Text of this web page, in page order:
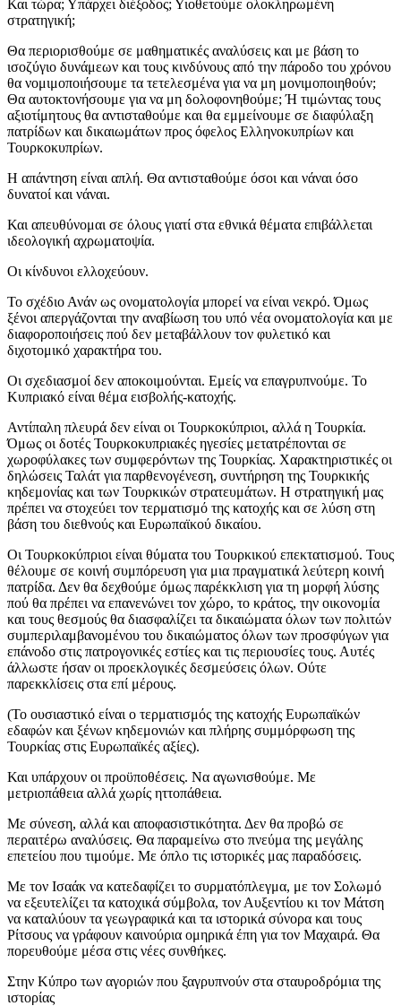
Και τώρα; Υπάρχει διέξοδος; Υιοθετούμε ολοκληρωμένη
στρατηγική;
Θα περιορισθούμε σε μαθηματικές αναλύσεις και με βάση το
ισοζύγιο δυνάμεων και τους κινδύνους από την πάροδο του χρόνου
θα νομιμοποιήσουμε τα τετελεσμένα για να μη μονιμοποιηθούν;
Θα αυτοκτονήσουμε για να μη δολοφονηθούμε; Ή τιμώντας τους
αξιοτίμητους θα αντισταθούμε και θα εμμείνουμε σε διαφύλαξη
πατρίδων και δικαιωμάτων προς όφελος Ελληνοκυπρίων και
Τουρκοκυπρίων.
Η απάντηση είναι απλή. Θα αντισταθούμε όσοι και νάναι όσο
δυνατοί και νάναι.
Και απευθύνομαι σε όλους γιατί στα εθνικά θέματα επιβάλλεται
ιδεολογική αχρωματοψία.
Οι κίνδυνοι ελλοχεύουν.
Το σχέδιο Ανάν ως ονοματολογία μπορεί να είναι νεκρό. Όμως
ξένοι απεργάζονται την αναβίωση του υπό νέα ονοματολογία και με
διαφοροποιήσεις πού δεν μεταβάλλουν τον φυλετικό και
διχοτομικό χαρακτήρα του.
Οι σχεδιασμοί δεν αποκοιμούνται. Εμείς να επαγρυπνούμε. Το
Κυπριακό είναι θέμα εισβολής-κατοχής.
Αντίπαλη πλευρά δεν είναι οι Τουρκοκύπριοι, αλλά η Τουρκία.
Όμως οι δοτές Τουρκοκυπριακές ηγεσίες μετατρέπονται σε
χωροφύλακες των συμφερόντων της Τουρκίας. Χαρακτηριστικές οι
δηλώσεις Ταλάτ για παρθενογένεση, συντήρηση της Τουρκικής
κηδεμονίας και των Τουρκικών στρατευμάτων. Η στρατηγική μας
πρέπει να στοχεύει τον τερματισμό της κατοχής και σε λύση στη
βάση του διεθνούς και Ευρωπαϊκού δικαίου.
Οι Τουρκοκύπριοι είναι θύματα του Τουρκικού επεκτατισμού. Τους
θέλουμε σε κοινή συμπόρευση για μια πραγματικά λεύτερη κοινή
πατρίδα. Δεν θα δεχθούμε όμως παρέκκλιση για τη μορφή λύσης
πού θα πρέπει να επανενώνει τον χώρο, το κράτος, την οικονομία
και τους θεσμούς θα διασφαλίζει τα δικαιώματα όλων των πολιτών
συμπεριλαμβανομένου του δικαιώματος όλων των προσφύγων για
επάνοδο στις πατρογονικές εστίες και τις περιουσίες τους. Αυτές
άλλωστε ήσαν οι προεκλογικές δεσμεύσεις όλων. Ούτε
παρεκκλίσεις στα επί μέρους.
(Το ουσιαστικό είναι ο τερματισμός της κατοχής Ευρωπαϊκών
εδαφών και ξένων κηδεμονιών και πλήρης συμμόρφωση της
Τουρκίας στις Ευρωπαϊκές αξίες).
Και υπάρχουν οι προϋποθέσεις. Να αγωνισθούμε. Με
μετριοπάθεια αλλά χωρίς ηττοπάθεια.
Με σύνεση, αλλά και αποφασιστικότητα. Δεν θα προβώ σε
περαιτέρω αναλύσεις. Θα παραμείνω στο πνεύμα της μεγάλης
επετείου που τιμούμε. Με όπλο τις ιστορικές μας παραδόσεις.
Με τον Ισαάκ να κατεδαφίζει το συρματόπλεγμα, με τον Σολωμό
να εξευτελίζει τα κατοχικά σύμβολα, τον Αυξεντίου κι τον Μάτση
να καταλύουν τα γεωγραφικά και τα ιστορικά σύνορα και τους
Ρίτσους να γράφουν καινούρια ομηρικά έπη για τον Μαχαιρά. Θα
πορευθούμε μέσα στις νέες συνθήκες.
Στην Κύπρο των αγοριών που ξαγρυπνούν στα σταυροδρόμια της
ιστορίας